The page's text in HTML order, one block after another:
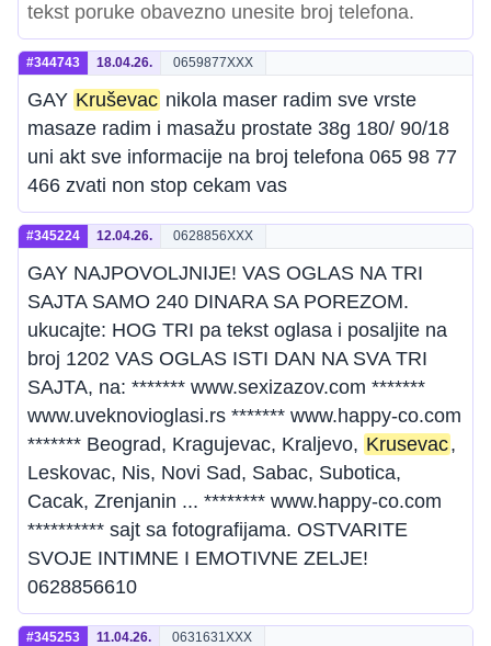
tekst poruke obavezno unesite broj telefona.
#344743 18.04.26. 0659877XXX
GAY Kruševac nikola maser radim sve vrste
masaze radim i masažu prostate 38g 180/ 90/18
uni akt sve informacije na broj telefona 065 98 77
466 zvati non stop cekam vas
#345224 12.04.26. 0628856XXX
GAY NAJPOVOLJNIJE! VAS OGLAS NA TRI
SAJTA SAMO 240 DINARA SA POREZOM.
ukucajte: HOG TRI pa tekst oglasa i posaljite na
broj 1202 VAS OGLAS ISTI DAN NA SVA TRI
SAJTA, na: ******* www.sexizazov.com *******
www.uveknovioglasi.rs ******* www.happy-co.com
******* Beograd, Kragujevac, Kraljevo, Krusevac,
Leskovac, Nis, Novi Sad, Sabac, Subotica,
Cacak, Zrenjanin ... ******** www.happy-co.com
********** sajt sa fotografijama. OSTVARITE
SVOJE INTIMNE I EMOTIVNE ZELJE!
0628856610
#345253 11.04.26. 0631631XXX